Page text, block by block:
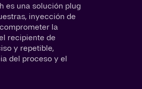
es una solución plug
inyección de
la
recipiente de
y repetible,
del proceso y el